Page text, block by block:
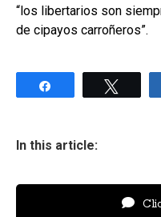
“los libertarios son
de cipayos carroñeros”.
In this article: